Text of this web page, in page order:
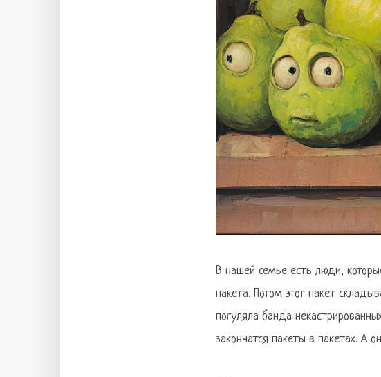
В нашей семье есть люди,
пакета. Потом этот пакет
погуляла банда
закончатся пакеты в пакетах. А